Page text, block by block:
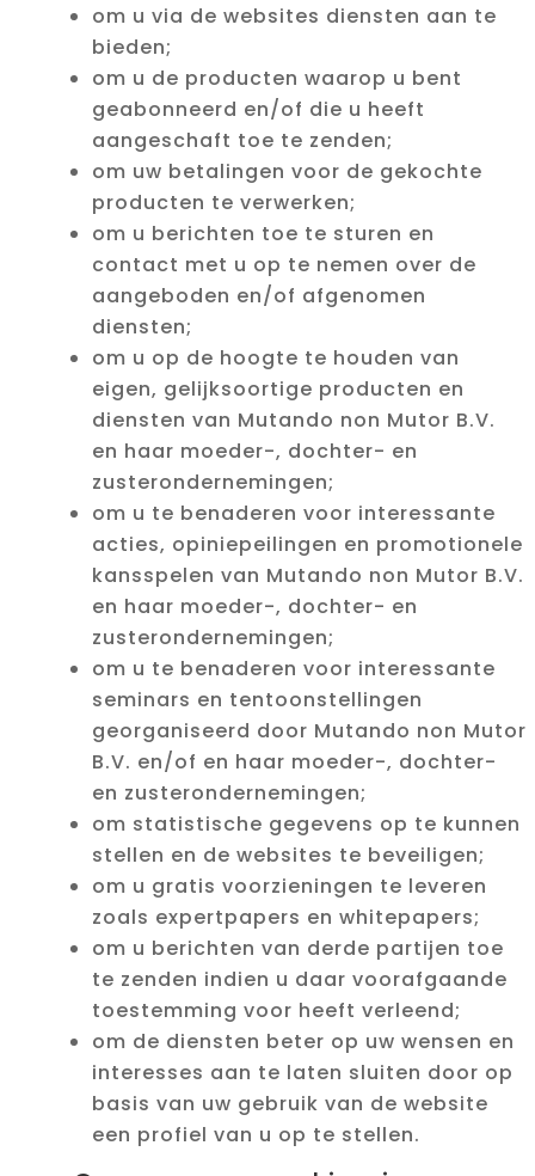
om u via de websites diensten aan te
bieden;
om u de producten waarop u bent
geabonneerd en/of die u heeft
aangeschaft toe te zenden;
om uw betalingen voor de gekochte
producten te verwerken;
om u berichten toe te sturen en
contact met u op te nemen over de
aangeboden en/of afgenomen
diensten;
om u op de hoogte te houden van
eigen, gelijksoortige producten en
diensten van Mutando non Mutor B.V.
en haar moeder-, dochter- en
zusterondernemingen;
om u te benaderen voor interessante
acties, opiniepeilingen en promotionele
kansspelen van Mutando non Mutor B.V.
en haar moeder-, dochter- en
zusterondernemingen;
om u te benaderen voor interessante
seminars en tentoonstellingen
georganiseerd door Mutando non Mutor
B.V. en/of en haar moeder-, dochter-
en zusterondernemingen;
om statistische gegevens op te kunnen
stellen en de websites te beveiligen;
om u gratis voorzieningen te leveren
zoals expertpapers en whitepapers;
om u berichten van derde partijen toe
te zenden indien u daar voorafgaande
toestemming voor heeft verleend;
om de diensten beter op uw wensen en
interesses aan te laten sluiten door op
basis van uw gebruik van de website
een profiel van u op te stellen.